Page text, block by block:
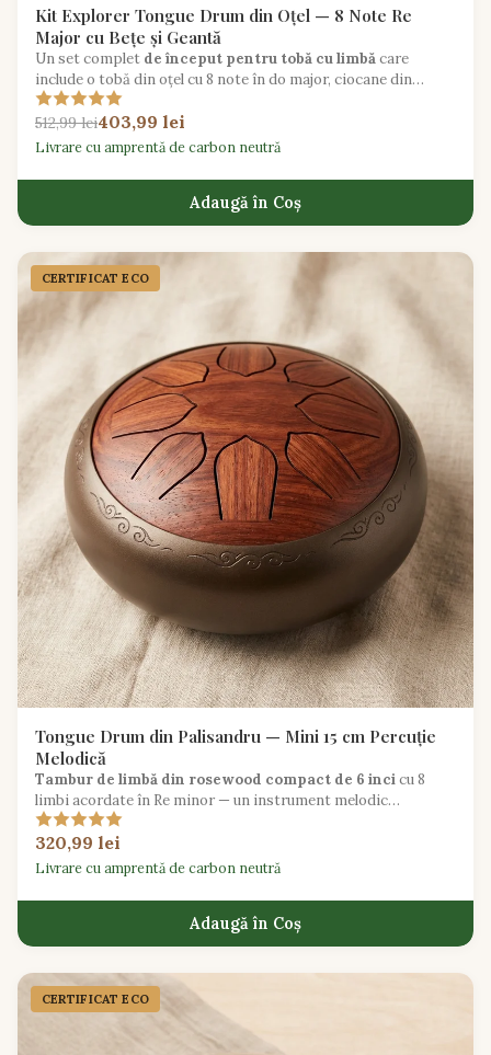
Kit Explorer Tongue Drum din Oțel — 8 Note Re
Major cu Bețe și Geantă
Un set complet de început pentru tobă cu limbăcare
include o tobă din oțel cu 8 note în do major, ciocane din
cauciuc, protecții pentru degete și o geantă de transport
căptușită.
512,99 lei403,99 lei
Livrare cu amprentă de carbon neutră
Adaugă în Coș
CERTIFICAT ECO
Tongue Drum din Palisandru — Mini 15 cm Percuție
Melodică
Tambur de limbă din rosewood compact de 6 incicu 8
limbi acordate în Re minor — un instrument melodic
meditațional ideal pentru începători.
320,99 lei
Livrare cu amprentă de carbon neutră
Adaugă în Coș
CERTIFICAT ECO